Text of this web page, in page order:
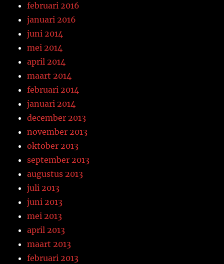
februari 2016
januari 2016
juni 2014
mei 2014
april 2014
maart 2014
februari 2014
januari 2014
december 2013
november 2013
oktober 2013
september 2013
augustus 2013
juli 2013
juni 2013
mei 2013
april 2013
maart 2013
februari 2013